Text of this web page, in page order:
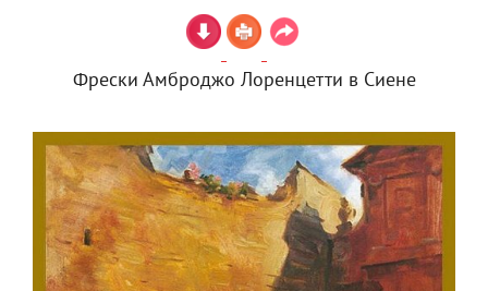
Фрески Амброджо Лоренцетти в Сиене